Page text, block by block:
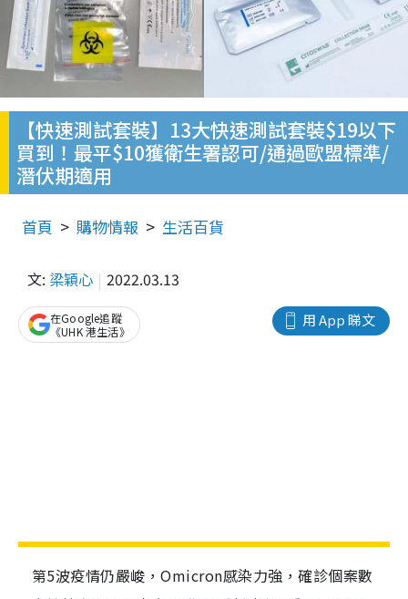
【快速測試套裝】13大快速測試套裝$19以下
買到！最平$10獲衛生署認可/通過歐盟標準/
潛伏期適用
首頁 購物情報 生活百貨
文: 梁穎心 2022.03.13
用 App 睇文
在Google追蹤
《UHK 港生活》
第5波疫情仍嚴峻，Omicron感染力強，確診個案數